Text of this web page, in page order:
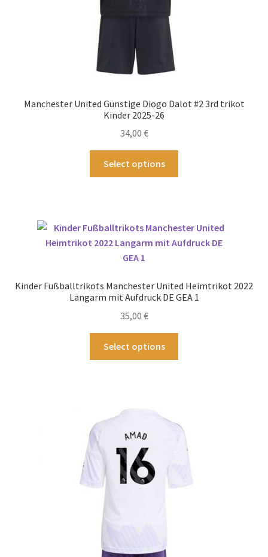
Manchester United Günstige Diogo Dalot #2 3rd trikot
Kinder 2025-26
34,00 €
Select options
auf.
Die
auf
gewählt
Kinder Fußballtrikots Manchester United Heimtrikot 2022
Langarm mit Aufdruck DE GEA 1
35,00 €
Select options
Die
Optionen
der